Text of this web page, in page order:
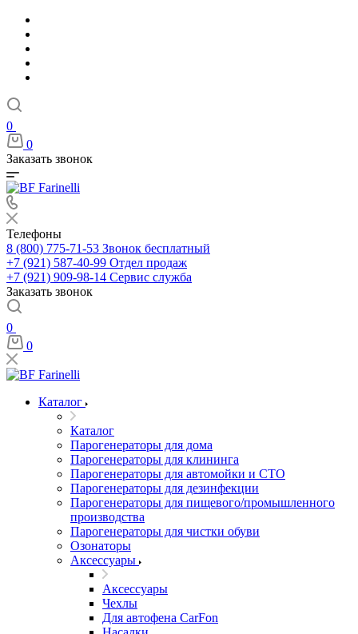
0
0
Заказать звонок
Телефоны
8 (800) 775-71-53 Звонок бесплатный
+7 (921) 587-40-99 Отдел продаж
+7 (921) 909-98-14 Сервис служба
Заказать звонок
0
0
Каталог
Каталог
Парогенераторы для дома
Парогенераторы для клининга
Парогенераторы для автомойки и СТО
Парогенераторы для дезинфекции
Парогенераторы для пищевого/промышленного
производства
Парогенераторы для чистки обуви
Озонаторы
Аксессуары
Аксессуары
Чехлы
Для автофена CarFon